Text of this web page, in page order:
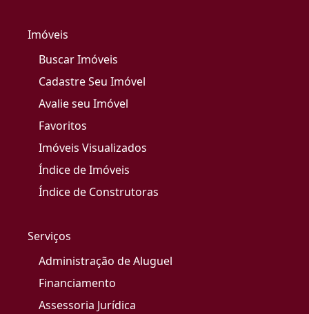
Imóveis
Buscar Imóveis
Cadastre Seu Imóvel
Avalie seu Imóvel
Favoritos
Imóveis Visualizados
Índice de Imóveis
Índice de Construtoras
Serviços
Administração de Aluguel
Financiamento
Assessoria Jurídica